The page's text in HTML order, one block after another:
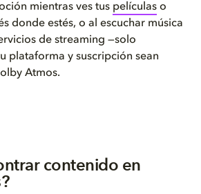
mientras ves tus películas o
donde estés, o al escuchar música
de streaming —solo
plataforma y suscripción sean
Atmos.
contenido en